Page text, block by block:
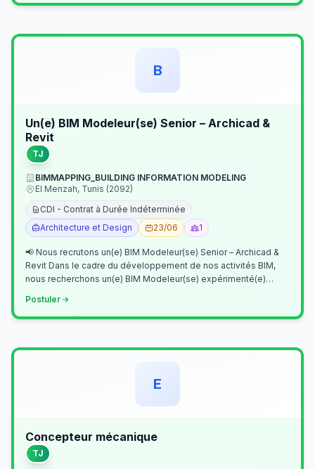
B
Un(e) BIM Modeleur(se) Senior – Archicad &
Revit
TJ
BIMMAPPING_BUILDING INFORMATION MODELING
El Menzah, Tunis (2092)
CDI - Contrat à Durée Indéterminée
Architecture et Design
23/06 1
📢 Nous recrutons un(e) BIM Modeleur(se) Senior – Archicad &
Revit Dans le cadre du développement de nos activités BIM,
nous recherchons un(e) BIM Modeleur(se) expérimenté(e)
Postuler
E
Concepteur mécanique
TJ